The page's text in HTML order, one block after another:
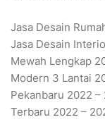
Jasa Desain
Jasa Desain
Mewah Lengkap
Modern 3 Lantai
Pekanbaru 2022 –
Terbaru 2022 –